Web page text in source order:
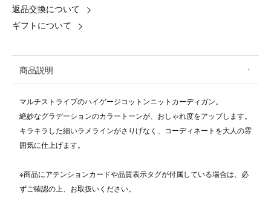
返品交換について
ギフトについて
商品説明
マルチストライプのハイゲージコットンニットカーディガン。
絶妙なグラデーションのカラートーンが、おしゃれ度をアップします。
キラキラした細いラメラインがさりげなく、コーディネートを大人の雰
囲気に仕上げます。
※商品にアテンションカードや品質表示タグが付属している場合は、必
ずご確認の上、お取扱いください。